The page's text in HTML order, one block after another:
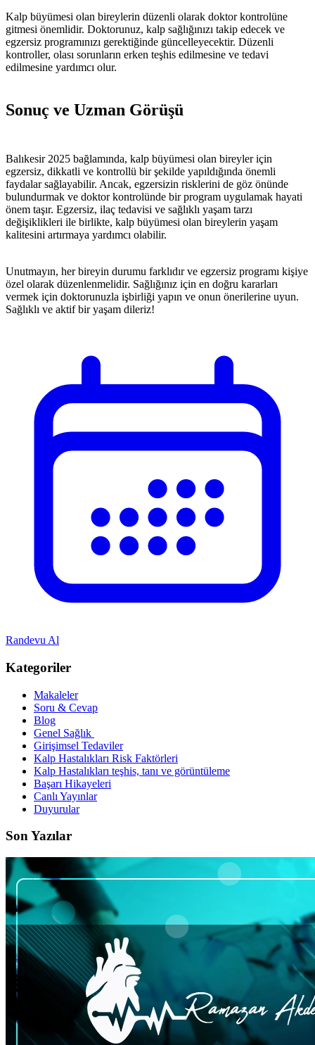
Kalp büyümesi olan bireylerin düzenli olarak doktor kontrolüne
gitmesi önemlidir. Doktorunuz, kalp sağlığınızı takip edecek ve
egzersiz programınızı gerektiğinde güncelleyecektir. Düzenli
kontroller, olası sorunların erken teşhis edilmesine ve tedavi
edilmesine yardımcı olur.
Sonuç ve Uzman Görüşü
Balıkesir 2025 bağlamında, kalp büyümesi olan bireyler için
egzersiz, dikkatli ve kontrollü bir şekilde yapıldığında önemli
faydalar sağlayabilir. Ancak, egzersizin risklerini de göz önünde
bulundurmak ve doktor kontrolünde bir program uygulamak hayati
önem taşır. Egzersiz, ilaç tedavisi ve sağlıklı yaşam tarzı
değişiklikleri ile birlikte, kalp büyümesi olan bireylerin yaşam
kalitesini artırmaya yardımcı olabilir.
Unutmayın, her bireyin durumu farklıdır ve egzersiz programı kişiye
özel olarak düzenlenmelidir. Sağlığınız için en doğru kararları
vermek için doktorunuzla işbirliği yapın ve onun önerilerine uyun.
Sağlıklı ve aktif bir yaşam dileriz!
Randevu Al
Kategoriler
Makaleler
Soru & Cevap
Blog
Genel Sağlık
Girişimsel Tedaviler
Kalp Hastalıkları Risk Faktörleri
Kalp Hastalıkları teşhis, tanı ve görüntüleme
Başarı Hikayeleri
Canlı Yayınlar
Duyurular
Son Yazılar